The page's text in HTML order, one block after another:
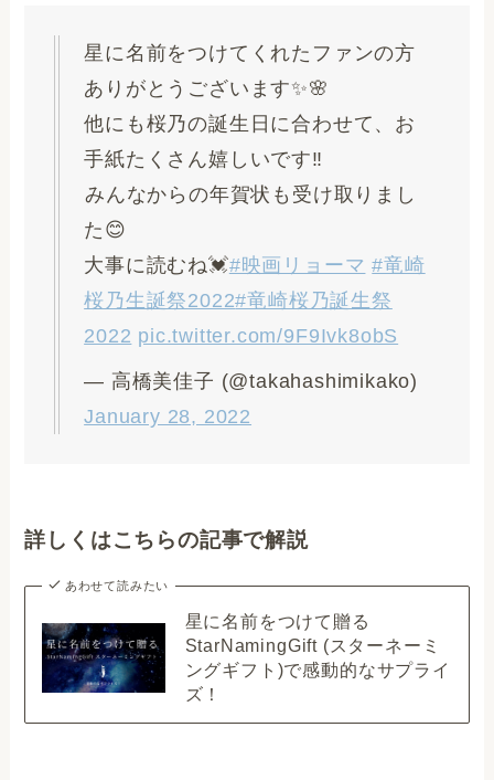
星に名前をつけてくれたファンの方
ありがとうございます✨🌸
他にも桜乃の誕生日に合わせて、お
手紙たくさん嬉しいです‼
️みんなからの年賀状も受け取りまし
た😊
大事に読むね💓#映画リョーマ #竜崎
桜乃生誕祭2022#竜崎桜乃誕生祭
2022 pic.twitter.com/9F9Ivk8obS
— 高橋美佳子 (@takahashimikako)
January 28, 2022
詳しくはこちらの記事で解説
あわせて読みたい
星に名前をつけて贈る
StarNamingGift (スターネーミ
ングギフト)で感動的なサプライ
ズ！